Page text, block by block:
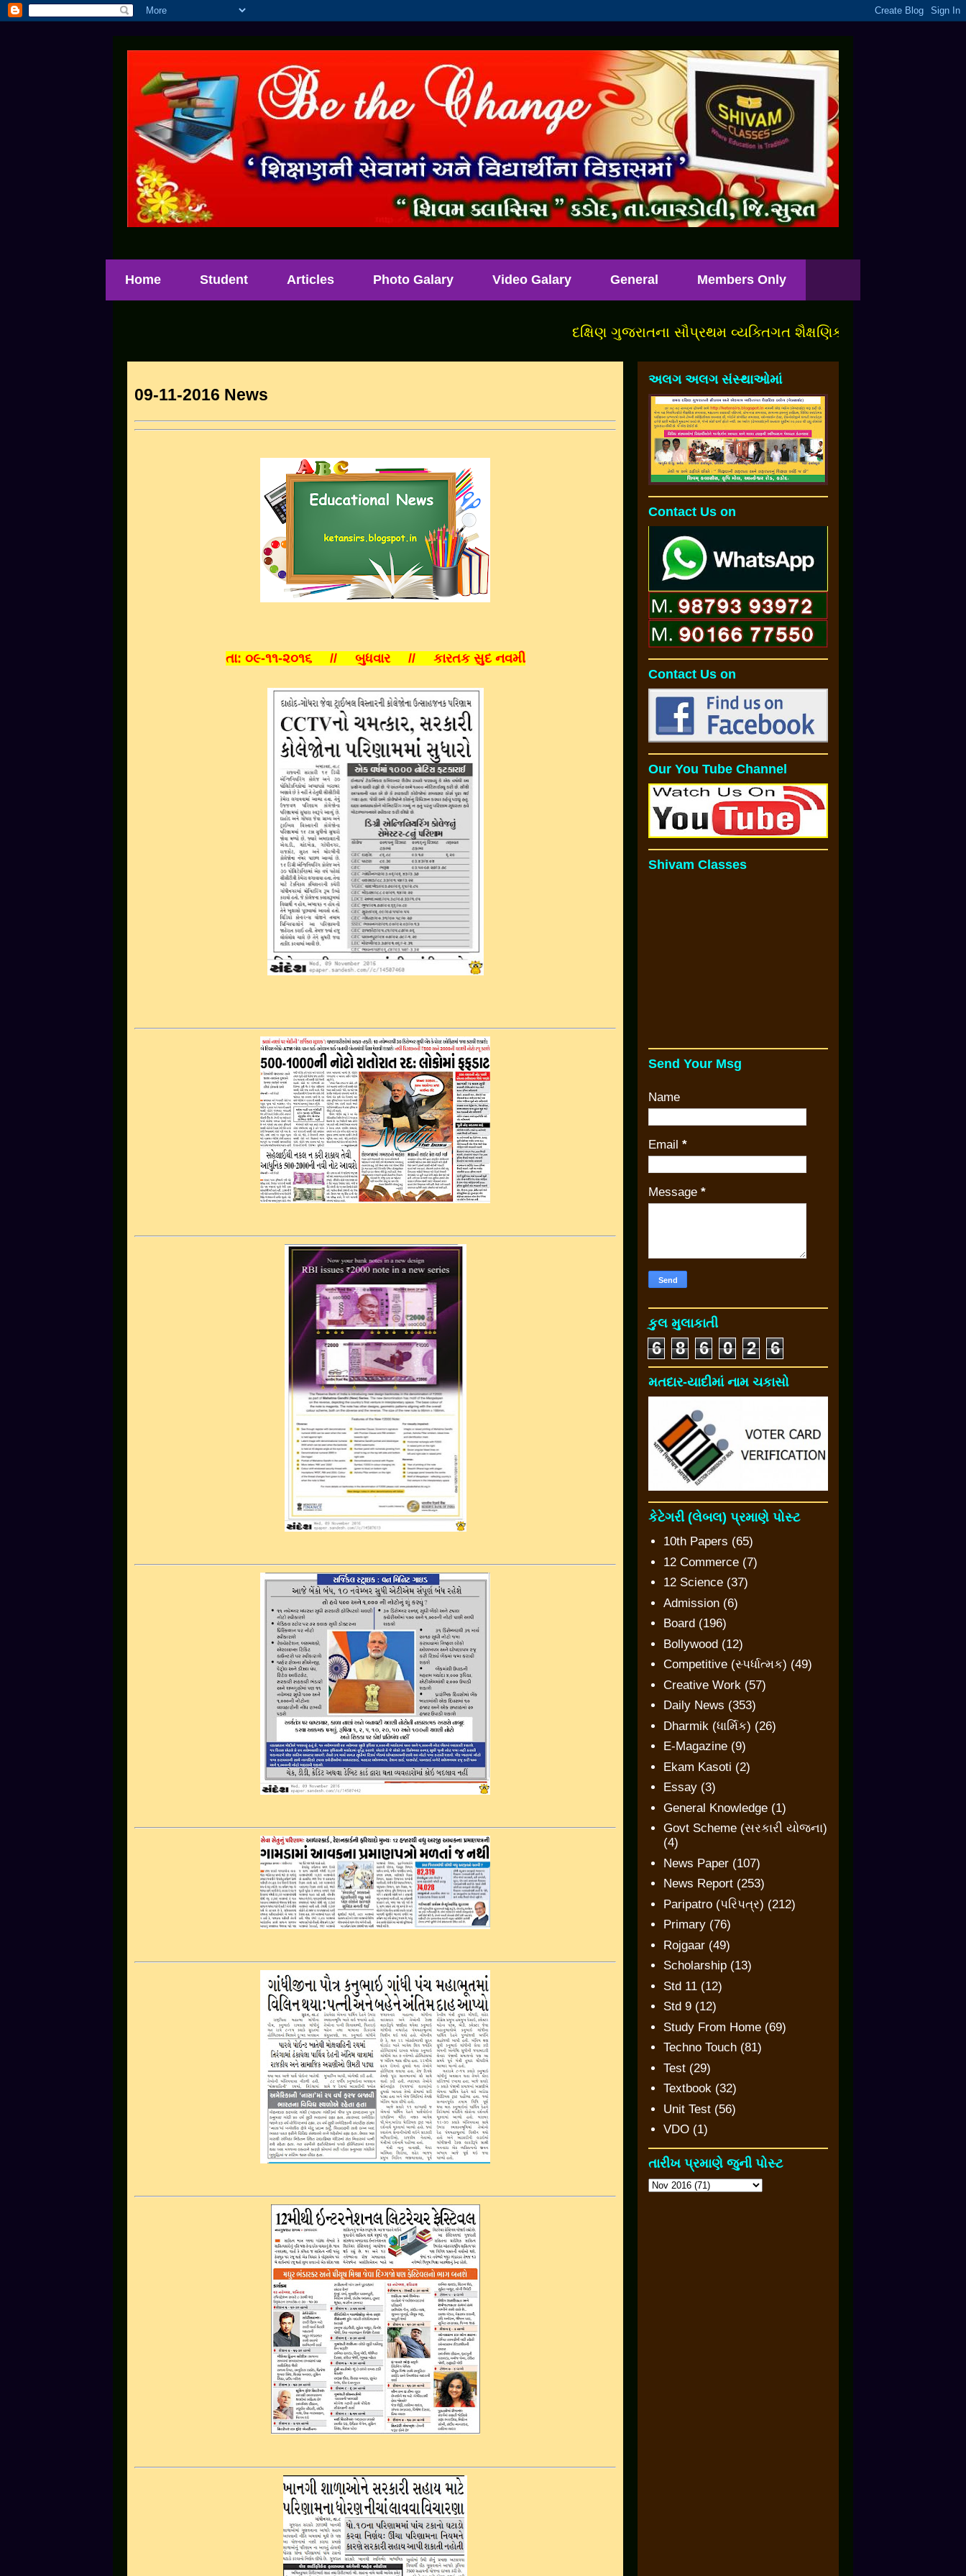
Home Student Articles Photo Galary Video Galary General Members Only
દક્ષિણ ગુજરાતના સૌપ્રથમ વ્યક્તિગત શૈક્ષણિક બ્લોગમાં આપનુંં સ્વાગત છે.
09-11-2016 News
તા: ૦૯-૧૧-૨૦૧૬ // બુધવાર // કારતક સુદ નવમી
અલગ અલગ સંસ્થાઓમાં
Contact Us on
Contact Us on
Our You Tube Channel
Shivam Classes
Send Your Msg
Name
Email *
Message *
કુલ મુલાકાતી
6 8 6 0 2 6
મતદાર-યાદીમાં નામ ચકાસો
કેટેગરી (લેબલ) પ્રમાણે પોસ્ટ
10th Papers (65)
12 Commerce (7)
12 Science (37)
Admission (6)
Board (196)
Bollywood (12)
Competitive (સ્પર્ધાત્મક) (49)
Creative Work (57)
Daily News (353)
Dharmik (ધાર્મિક) (26)
E-Magazine (9)
Ekam Kasoti (2)
Essay (3)
General Knowledge (1)
Govt Scheme (સરકારી યોજના)
(4)
News Paper (107)
News Report (253)
Paripatro (પરિપત્ર) (212)
Primary (76)
Rojgaar (49)
Scholarship (13)
Std 11 (12)
Std 9 (12)
Study From Home (69)
Techno Touch (81)
Test (29)
Textbook (32)
Unit Test (56)
VDO (1)
તારીખ પ્રમાણે જુની પોસ્ટ